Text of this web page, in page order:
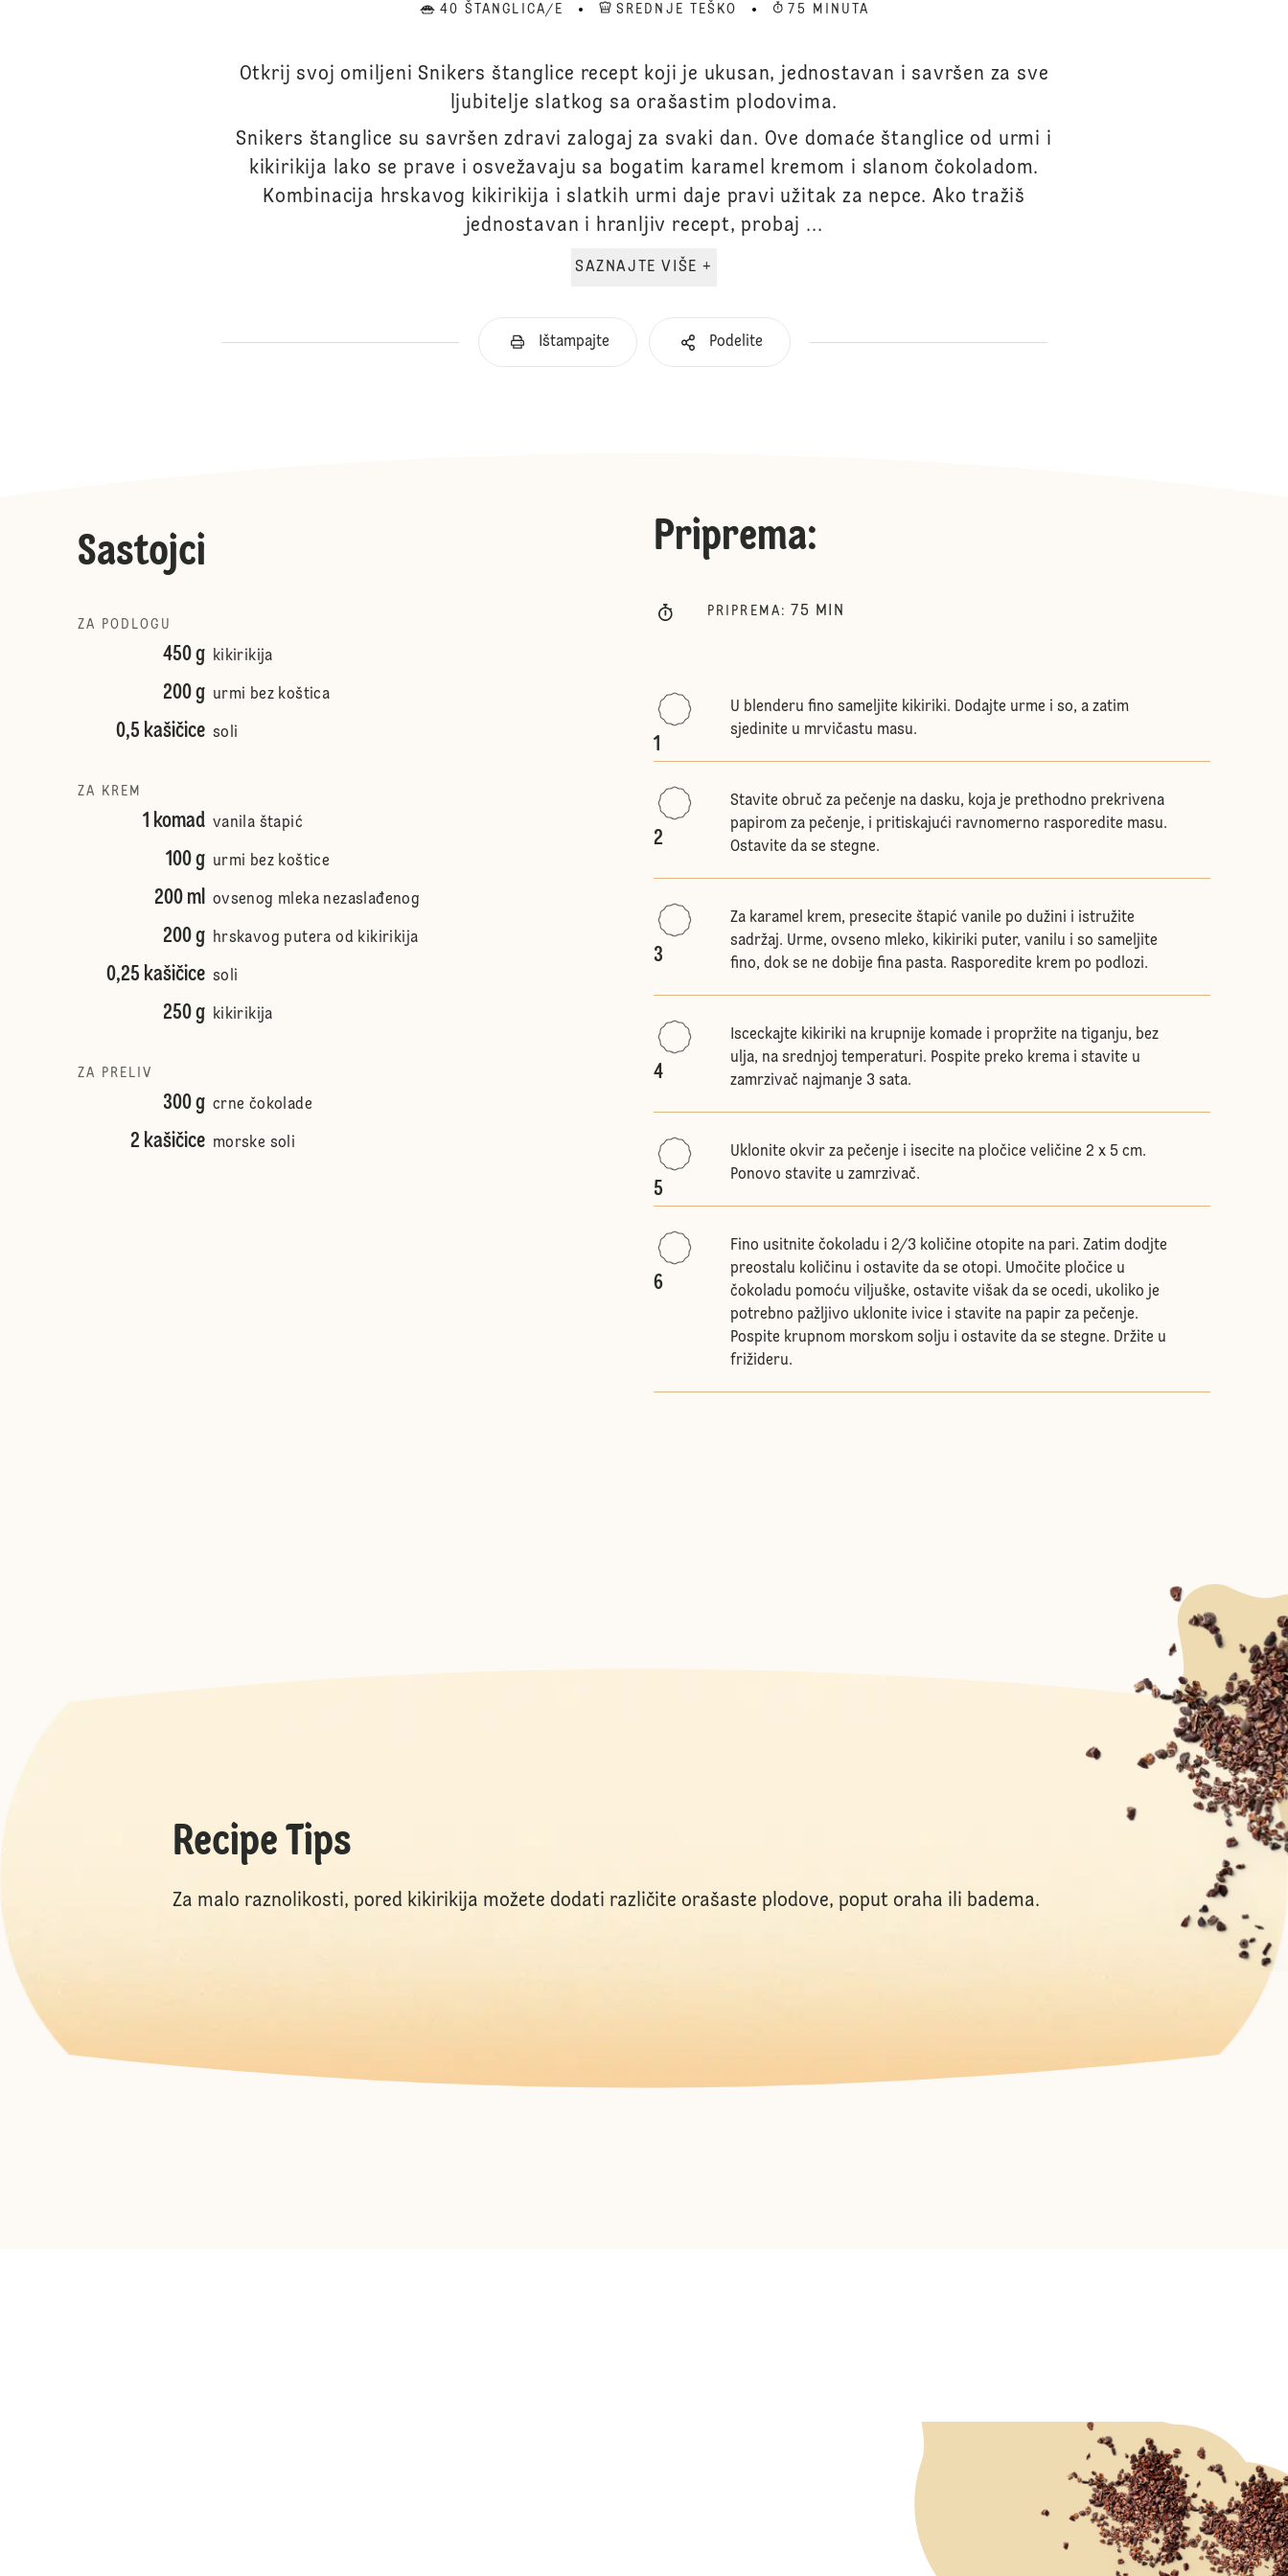
40 ŠTANGLICA/E SREDNJE TEŠKO 75 MINUTA
Otkrij svoj omiljeni Snikers štanglice recept koji je ukusan, jednostavan i savršen za sve
ljubitelje slatkog sa orašastim plodovima.
Snikers štanglice su savršen zdravi zalogaj za svaki dan. Ove domaće štanglice od urmi i
kikirikija lako se prave i osvežavaju sa bogatim karamel kremom i slanom čokoladom.
Kombinacija hrskavog kikirikija i slatkih urmi daje pravi užitak za nepce. Ako tražiš
jednostavan i hranljiv recept, probaj ...
SAZNAJTE VIŠE +
Ištampajte Podelite
Sastojci
ZA PODLOGU
450 g kikirikija
200 g urmi bez koštica
0,5 kašičice soli
ZA KREM
1 komad vanila štapić
100 g urmi bez koštice
200 ml ovsenog mleka nezaslađenog
200 g hrskavog putera od kikirikija
0,25 kašičice soli
250 g kikirikija
ZA PRELIV
300 g crne čokolade
2 kašičice morske soli
Priprema:
PRIPREMA : 75 MIN
1
U blenderu fino sameljite kikiriki. Dodajte urme i so, a zatim
sjedinite u mrvičastu masu.
2
Stavite obruč za pečenje na dasku, koja je prethodno prekrivena
papirom za pečenje, i pritiskajući ravnomerno rasporedite masu.
Ostavite da se stegne.
3
Za karamel krem, presecite štapić vanile po dužini i istružite
sadržaj. Urme, ovseno mleko, kikiriki puter, vanilu i so sameljite
fino, dok se ne dobije fina pasta. Rasporedite krem po podlozi.
4
Isceckajte kikiriki na krupnije komade i propržite na tiganju, bez
ulja, na srednjoj temperaturi. Pospite preko krema i stavite u
zamrzivač najmanje 3 sata.
5
Uklonite okvir za pečenje i isecite na pločice veličine 2 x 5 cm.
Ponovo stavite u zamrzivač.
6
Fino usitnite čokoladu i 2/3 količine otopite na pari. Zatim dodjte
preostalu količinu i ostavite da se otopi. Umočite pločice u
čokoladu pomoću viljuške, ostavite višak da se ocedi, ukoliko je
potrebno pažljivo uklonite ivice i stavite na papir za pečenje.
Pospite krupnom morskom solju i ostavite da se stegne. Držite u
frižideru.
Recipe Tips
Za malo raznolikosti, pored kikirikija možete dodati različite orašaste plodove, poput oraha ili badema.